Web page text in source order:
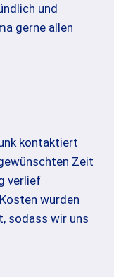
und
gerne allen
kontaktiert
Zeit
verlief
wurden
sodass wir uns